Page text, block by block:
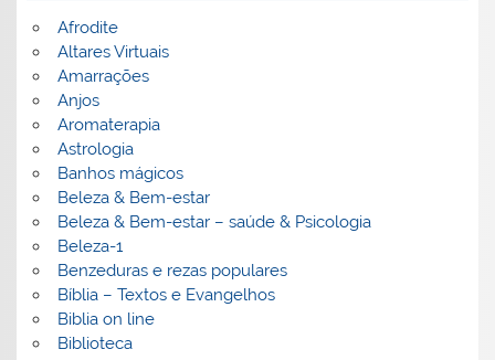
Afrodite
Altares Virtuais
Amarrações
Anjos
Aromaterapia
Astrologia
Banhos mágicos
Beleza & Bem-estar
Beleza & Bem-estar – saúde & Psicologia
Beleza-1
Benzeduras e rezas populares
Bíblia – Textos e Evangelhos
Biblia on line
Biblioteca